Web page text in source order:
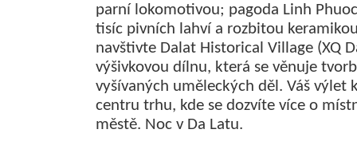
parní lokomotivou; pagoda Linh
tisíc pivních lahví a rozbitou
navštivte Dalat Historical Village (XQ
výšivkovou dílnu, která se věnuje
vyšívaných uměleckých děl. Váš
centru trhu, kde se dozvíte více o
městě. Noc v Da Latu.